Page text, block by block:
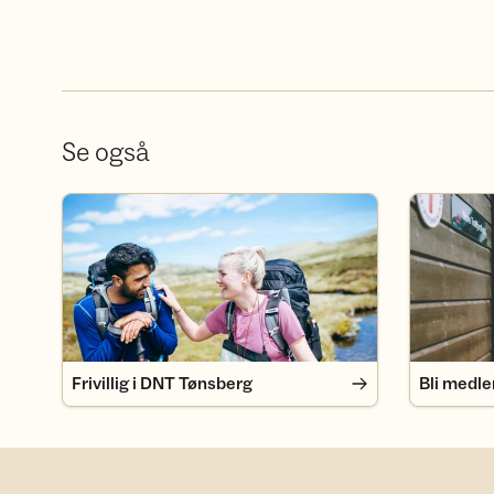
Se også
Frivillig i DNT Tønsberg
Frivillig i DNT Tønsberg
Bli medlem
Bli